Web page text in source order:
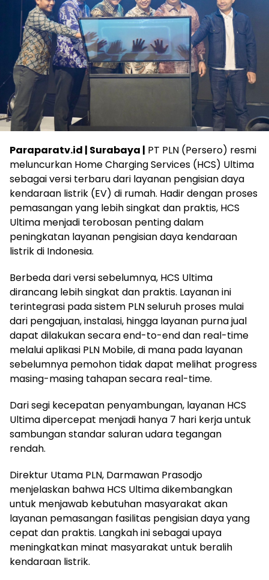
Paraparatv.id | Surabaya | PT PLN (Persero) resmi
meluncurkan Home Charging Services (HCS) Ultima
sebagai versi terbaru dari layanan pengisian daya
kendaraan listrik (EV) di rumah. Hadir dengan proses
pemasangan yang lebih singkat dan praktis, HCS
Ultima menjadi terobosan penting dalam
peningkatan layanan pengisian daya kendaraan
listrik di Indonesia.
Berbeda dari versi sebelumnya, HCS Ultima
dirancang lebih singkat dan praktis. Layanan ini
terintegrasi pada sistem PLN seluruh proses mulai
dari pengajuan, instalasi, hingga layanan purna jual
dapat dilakukan secara end-to-end dan real-time
melalui aplikasi PLN Mobile, di mana pada layanan
sebelumnya pemohon tidak dapat melihat progress
masing-masing tahapan secara real-time.
Dari segi kecepatan penyambungan, layanan HCS
Ultima dipercepat menjadi hanya 7 hari kerja untuk
sambungan standar saluran udara tegangan
rendah.
Direktur Utama PLN, Darmawan Prasodjo
menjelaskan bahwa HCS Ultima dikembangkan
untuk menjawab kebutuhan masyarakat akan
layanan pemasangan fasilitas pengisian daya yang
cepat dan praktis. Langkah ini sebagai upaya
meningkatkan minat masyarakat untuk beralih
kendaraan listrik.